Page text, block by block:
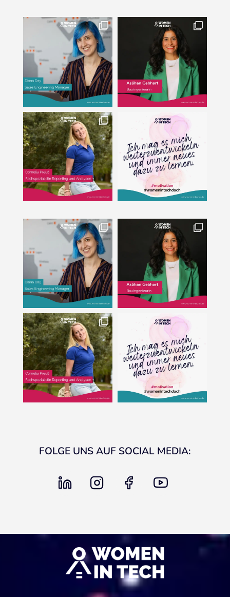
FOLGE UNS AUF SOCIAL MEDIA:
linkedin instagram